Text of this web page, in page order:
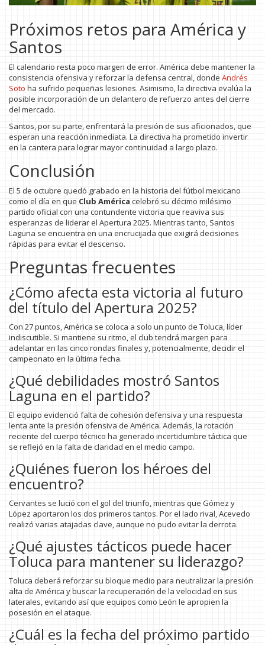
Próximos retos para América y
Santos
El calendario resta poco margen de error. América debe mantener la
consistencia ofensiva y reforzar la defensa central, donde Andrés
Soto ha sufrido pequeñas lesiones. Asimismo, la directiva evalúa la
posible incorporación de un delantero de refuerzo antes del cierre
del mercado.
Santos, por su parte, enfrentará la presión de sus aficionados, que
esperan una reacción inmediata. La directiva ha prometido invertir
en la cantera para lograr mayor continuidad a largo plazo.
Conclusión
El 5 de octubre quedó grabado en la historia del fútbol mexicano
como el día en que Club América celebró su décimo milésimo
partido oficial con una contundente victoria que reaviva sus
esperanzas de liderar el Apertura 2025. Mientras tanto, Santos
Laguna se encuentra en una encrucijada que exigirá decisiones
rápidas para evitar el descenso.
Preguntas frecuentes
¿Cómo afecta esta victoria al futuro
del título del Apertura 2025?
Con 27 puntos, América se coloca a solo un punto de Toluca, líder
indiscutible. Si mantiene su ritmo, el club tendrá margen para
adelantar en las cinco rondas finales y, potencialmente, decidir el
campeonato en la última fecha.
¿Qué debilidades mostró Santos
Laguna en el partido?
El equipo evidenció falta de cohesión defensiva y una respuesta
lenta ante la presión ofensiva de América. Además, la rotación
reciente del cuerpo técnico ha generado incertidumbre táctica que
se reflejó en la falta de claridad en el medio campo.
¿Quiénes fueron los héroes del
encuentro?
Cervantes se lució con el gol del triunfo, mientras que Gómez y
López aportaron los dos primeros tantos. Por el lado rival, Acevedo
realizó varias atajadas clave, aunque no pudo evitar la derrota.
¿Qué ajustes tácticos puede hacer
Toluca para mantener su liderazgo?
Toluca deberá reforzar su bloque medio para neutralizar la presión
alta de América y buscar la recuperación de la velocidad en sus
laterales, evitando así que equipos como León le apropien la
posesión en el ataque.
¿Cuál es la fecha del próximo partido